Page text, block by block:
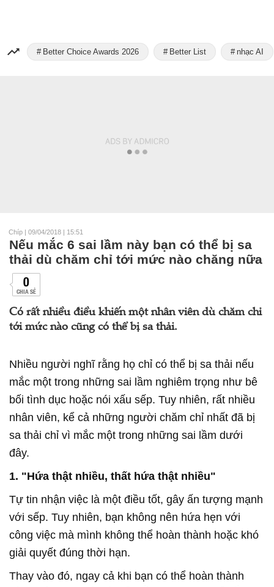
Better Choice Awards 2026 Better List nhạc AI
Chíp | 09/04/2018 | 15:51
Nếu mắc 6 sai lầm này bạn có thể bị sa
thải dù chăm chỉ tới mức nào chăng nữa
0
CHIA SẺ
Có rất nhiều điều khiến một nhân viên dù chăm chỉ
tới mức nào cũng có thể bị sa thải.
Nhiều người nghĩ rằng họ chỉ có thể bị sa thải nếu
mắc một trong những sai lầm nghiêm trọng như bê
bối tình dục hoặc nói xấu sếp. Tuy nhiên, rất nhiều
nhân viên, kể cả những người chăm chỉ nhất đã bị
sa thải chỉ vì mắc một trong những sai lầm dưới
đây.
1. "Hứa thật nhiều, thất hứa thật nhiều"
Tự tin nhận việc là một điều tốt, gây ấn tượng mạnh
với sếp. Tuy nhiên, bạn không nên hứa hẹn với
công việc mà mình không thể hoàn thành hoặc khó
giải quyết đúng thời hạn.
Thay vào đó, ngay cả khi bạn có thể hoàn thành